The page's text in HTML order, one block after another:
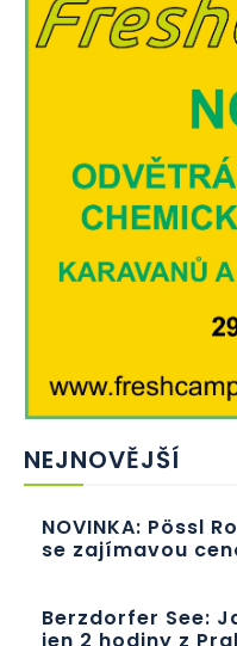
NEJNOVĚJŠÍ
NOVINKA: Pössl
se zajímavou
Berzdorfer See:
jen 2 hodiny z